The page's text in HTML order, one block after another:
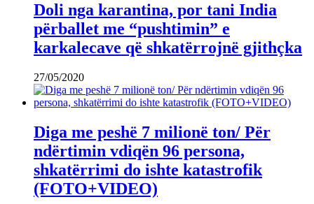
Doli nga karantina, por tani India
përballet me “pushtimin” e
karkalecave që shkatërrojnë gjithçka
27/05/2020
Diga me peshë 7 milionë ton/ Për
ndërtimin vdiqën 96 persona,
shkatërrimi do ishte katastrofik
(FOTO+VIDEO)